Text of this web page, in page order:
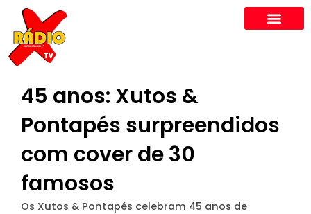
content
45 anos: Xutos &
Pontapés surpreendidos
com cover de 30
famosos
Os Xutos & Pontapés celebram 45 anos de